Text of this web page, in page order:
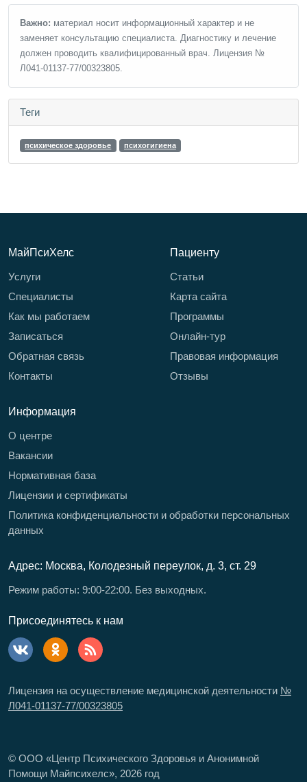
Важно: материал носит информационный характер и не
заменяет консультацию специалиста. Диагностику и лечение
должен проводить квалифицированный врач. Лицензия №
Л041-01137-77/00323805.
Теги
психическое здоровье психогигиена
МайПсиХелс
Услуги
Специалисты
Как мы работаем
Записаться
Обратная связь
Контакты
Пациенту
Статьи
Карта сайта
Программы
Онлайн-тур
Правовая информация
Отзывы
Информация
О центре
Вакансии
Нормативная база
Лицензии и сертификаты
Политика конфиденциальности и обработки персональных
данных
Адрес: Москва, Колодезный переулок, д. 3, ст. 29
Режим работы: 9:00-22:00. Без выходных.
Присоединятесь к нам
Лицензия на осуществление медицинской деятельности №
Л041-01137-77/00323805
© ООО «Центр Психического Здоровья и Анонимной
Помощи Майпсихелс», 2026 год